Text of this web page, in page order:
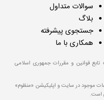
سوالات متداول
بلاگ
جستجوی پیشرفته
همکاری با ما
قوانین و مقررات جمهوری اسلامی
موجود در سایت و اپلیکیشن «منظوم»
است.